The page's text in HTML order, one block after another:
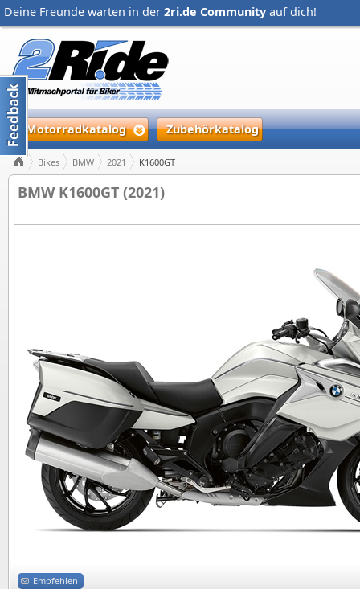
Deine Freunde warten in der 2ri.de Community auf dich!
Motorradkatalog Zubehörkatalog
Bikes BMW 2021 K1600GT
BMW K1600GT (2021)
Empfehlen